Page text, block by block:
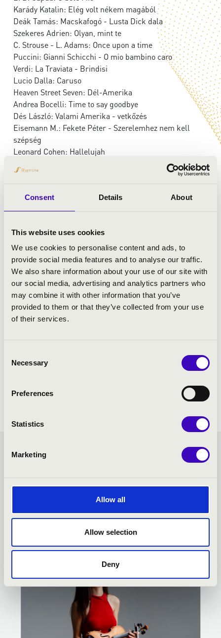
Consent Details About
This website uses cookies
We use cookies to personalise content and ads, to
provide social media features and to analyse our traffic.
We also share information about your use of our site with
our social media, advertising and analytics partners who
may combine it with other information that you’ve
provided to them or that they’ve collected from your use
of their services.
Selection
Necessary
Preferences
Statistics
Marketing
Allow all
Allow selection
Deny
Karády Katalin: Elég volt nékem magából
Deák Tamás: Macskafogó - Lusta Dick dala
Szekeres Adrien: Olyan, mint te
C. Strouse - L. Adams: Once upon a time
Puccini: Gianni Schicchi - O mio bambino caro
Verdi: La Traviata - Brindisi
Lucio Dalla: Caruso
Heaven Street Seven: Dél-Amerika
Andrea Bocelli: Time to say goodbye
Dés László: Valami Amerika - vetkőzés
Eisemann M.: Fekete Péter - Szerelemhez nem kell
szépség
Leonard Cohen: Hallelujah
FILHARMÓNIA BÉRLET -
KESZTHELY - TOVÁBBI
KONCERTEK